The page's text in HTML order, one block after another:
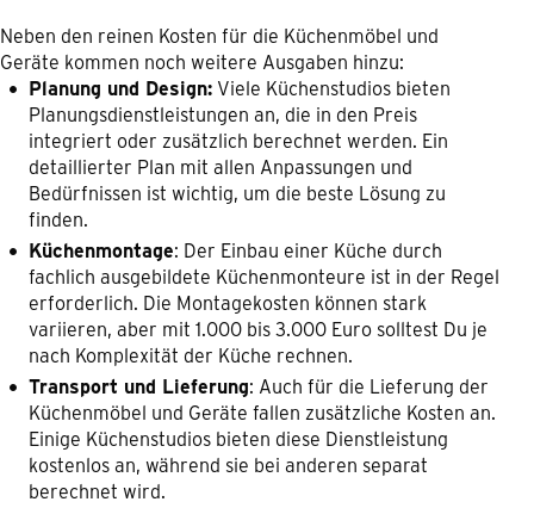
Neben den reinen Kosten für die Küchenmöbel und
Geräte kommen noch weitere Ausgaben hinzu:
Planung und Design: Viele Küchenstudios bieten
Planungsdienstleistungen an, die in den Preis
integriert oder zusätzlich berechnet werden. Ein
detaillierter Plan mit allen Anpassungen und
Bedürfnissen ist wichtig, um die beste Lösung zu
finden.
Küchenmontage: Der Einbau einer Küche durch
fachlich ausgebildete Küchenmonteure ist in der Regel
erforderlich. Die Montagekosten können stark
variieren, aber mit 1.000 bis 3.000 Euro solltest Du je
nach Komplexität der Küche rechnen.
Transport und Lieferung: Auch für die Lieferung der
Küchenmöbel und Geräte fallen zusätzliche Kosten an.
Einige Küchenstudios bieten diese Dienstleistung
kostenlos an, während sie bei anderen separat
berechnet wird.